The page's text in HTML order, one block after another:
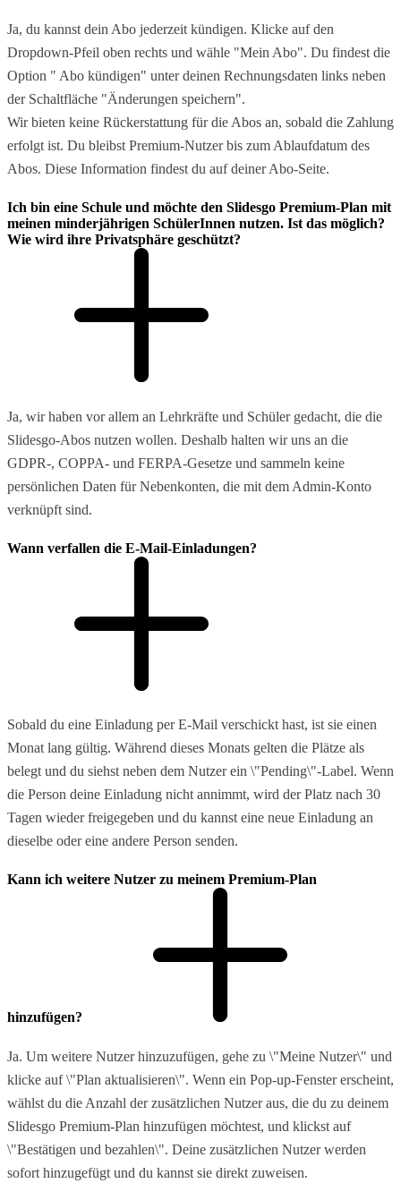
Ja, du kannst dein Abo jederzeit kündigen. Klicke auf den
Dropdown-Pfeil oben rechts und wähle "Mein Abo". Du findest die
Option " Abo kündigen" unter deinen Rechnungsdaten links neben
der Schaltfläche "Änderungen speichern".
Wir bieten keine Rückerstattung für die Abos an, sobald die Zahlung
erfolgt ist. Du bleibst Premium-Nutzer bis zum Ablaufdatum des
Abos. Diese Information findest du auf deiner Abo-Seite.
Ich bin eine Schule und möchte den Slidesgo Premium-Plan mit
meinen minderjährigen SchülerInnen nutzen. Ist das möglich?
Wie wird ihre Privatsphäre geschützt?
Ja, wir haben vor allem an Lehrkräfte und Schüler gedacht, die die
Slidesgo-Abos nutzen wollen. Deshalb halten wir uns an die
GDPR-, COPPA- und FERPA-Gesetze und sammeln keine
persönlichen Daten für Nebenkonten, die mit dem Admin-Konto
verknüpft sind.
Wann verfallen die E-Mail-Einladungen?
Sobald du eine Einladung per E-Mail verschickt hast, ist sie einen
Monat lang gültig. Während dieses Monats gelten die Plätze als
belegt und du siehst neben dem Nutzer ein \"Pending\"-Label. Wenn
die Person deine Einladung nicht annimmt, wird der Platz nach 30
Tagen wieder freigegeben und du kannst eine neue Einladung an
dieselbe oder eine andere Person senden.
Kann ich weitere Nutzer zu meinem Premium-Plan
hinzufügen?
Ja. Um weitere Nutzer hinzuzufügen, gehe zu \"Meine Nutzer\" und
klicke auf \"Plan aktualisieren\". Wenn ein Pop-up-Fenster erscheint,
wählst du die Anzahl der zusätzlichen Nutzer aus, die du zu deinem
Slidesgo Premium-Plan hinzufügen möchtest, und klickst auf
\"Bestätigen und bezahlen\". Deine zusätzlichen Nutzer werden
sofort hinzugefügt und du kannst sie direkt zuweisen.